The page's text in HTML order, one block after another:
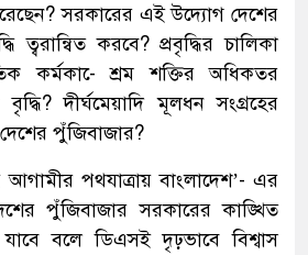
সরকারের এই উদ্যোগ দেশের
ত্বরান্বিত করবে? প্রবৃদ্ধির চালিকা
কর্মকা-ে শ্রম শক্তির অধিকতর
দীর্ঘমেয়াদি মূলধন সংগ্রহের
পুঁজিবাজার?
পথযাত্রায় বাংলাদেশ’- এর
পুঁজিবাজার সরকারের কাঙ্খিত
বলে ডিএসই দৃঢ়ভাবে বিশ্বাস